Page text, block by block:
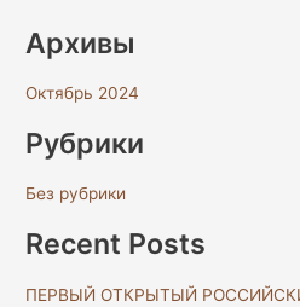
Архивы
Октябрь 2024
Рубрики
Без рубрики
Recent Posts
ПЕРВЫЙ ОТКРЫТЫЙ